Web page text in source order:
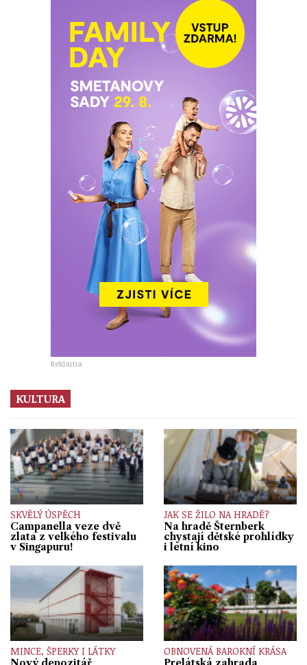
Reklama
KULTURA
SKVĚLÝ ÚSPĚCH
Campanella veze dvě
zlata z velkého festivalu
v Singapuru!
JAK SE ŽILO NA HRADĚ?
Na hradě Šternberk
chystají dětské prohlídky
i letní kino
MINCE, ŠPERKY I LÁTKY OBNOVENÁ BAROKNÍ KRÁSA